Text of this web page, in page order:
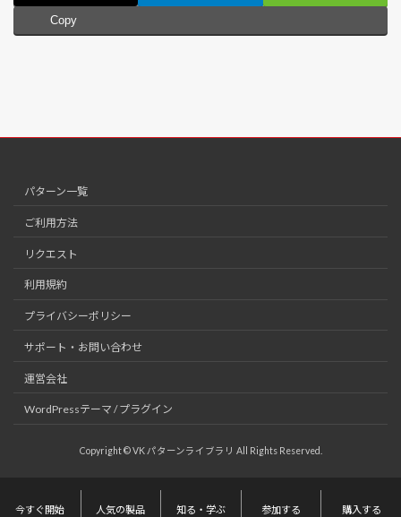
Copy
パターン一覧
ご利用方法
リクエスト
利用規約
プライバシーポリシー
サポート・お問い合わせ
運営会社
WordPressテーマ / プラグイン
Copyright © VK パターンライブラリ All Rights Reserved.
今すぐ開始 人気の製品 知る・学ぶ 参加する 購入する